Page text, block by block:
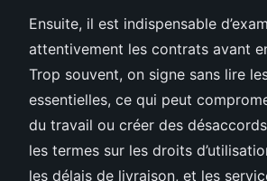
Ensuite, il est indispensable
attentivement les contrats avant
Trop souvent, on signe sans lire
essentielles, ce qui peut
du travail ou créer des
les termes sur les droits
les délais de livraison, et les